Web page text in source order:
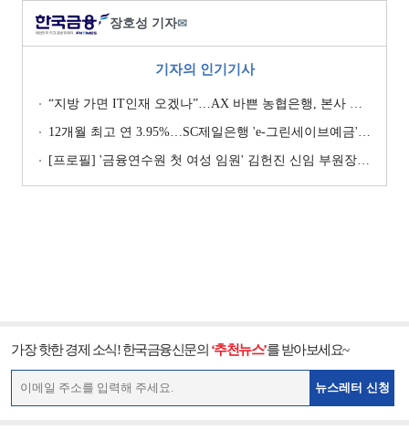
장호성 기자✉
기자의 인기기사
“지방 가면 IT인재 오겠나”…AX 바쁜 농협은행, 본사 이전설에 ‘긴장’ [막 오른 금융권 하투(夏鬪)]
12개월 최고 연 3.95%…SC제일은행 'e-그린세이브예금' [이주의 은행 예금금리-8월 1주]
[프로필] '금융연수원 첫 여성 임원' 김헌진 신임 부원장···교육·디지털·기획 '올라운더'
가장 핫한 경제 소식! 한국금융신문의 ‘추천뉴스’를 받아보세요~
뉴스레터 신청